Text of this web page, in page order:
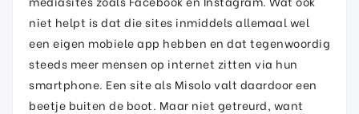
niet helpt is dat die sites inmiddels allemaal wel
een eigen mobiele app hebben en dat tegenwoordig
steeds meer mensen op internet zitten via hun
smartphone. Een site als Misolo valt daardoor een
beetje buiten de boot. Maar niet getreurd, want